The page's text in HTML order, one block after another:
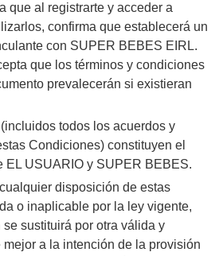
que al registrarte y acceder a
confirma que establecerá un
con SUPER BEBES EIRL.
que los términos y condiciones
prevalecerán si existieran
todos los acuerdos y
Condiciones) constituyen el
EL USUARIO y SUPER BEBES.
disposición de estas
o inaplicable por la ley vigente,
sustituirá por otra válida y
a la intención de la provisión